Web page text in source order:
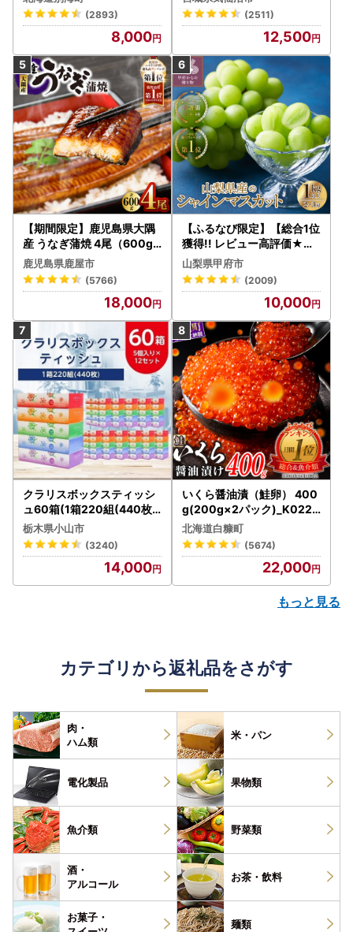
冷凍 ）
(2893)
8,000
(2511)
12,500
【期間限定】鹿児島県大隅
産 うなぎ蒲焼 4尾（600g
） KN007-004-04-cp18
うなぎ 鰻 魚 惣菜 総菜
鹿児島県鹿屋市
(5766)
18,000
【ふるなび限定】【総合1位
獲得!! レビュー高評価★】
〈2026年度配送分〉山梨
県産 シャインマスカット 2
～3房（1.0kg以上）シャイ
ン フルーツ FN-Limited-S
P
山梨県甲府市
(2009)
10,000
クラリスボックスティッシ
ュ60箱(1箱220組(440枚))
(5個入り×12セット)【配送
不可地域：離島・沖縄県】
【1256759】
栃木県小山市
(3240)
14,000
いくら醤油漬（鮭卵） 400
g(200g×2パック)_K022-
1676
北海道白糠町
(5674)
22,000
もっと見る
カテゴリから返礼品をさがす
肉・
ハム類
米・パン
電化製品 果物類
魚介類 野菜類
酒・
アルコール
お茶・ 飲料
お菓子・
麺類